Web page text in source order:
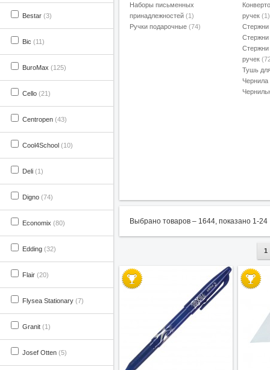
Bestar (3)
Bic (11)
BuroMax (125)
Cello (21)
Centropen (43)
Cool4School (10)
Deli (1)
Digno (74)
Economix (80)
Edding (32)
Flair (20)
Flysea Stationary (7)
Granit (1)
Josef Otten (5)
Наборы письменных
принадлежностей (1)
Ручки подарочные (74)
ручек(1)
Стержни
ручек
Тушь
Чернила
Выбрано товаров – 1644, показано 1-24
1